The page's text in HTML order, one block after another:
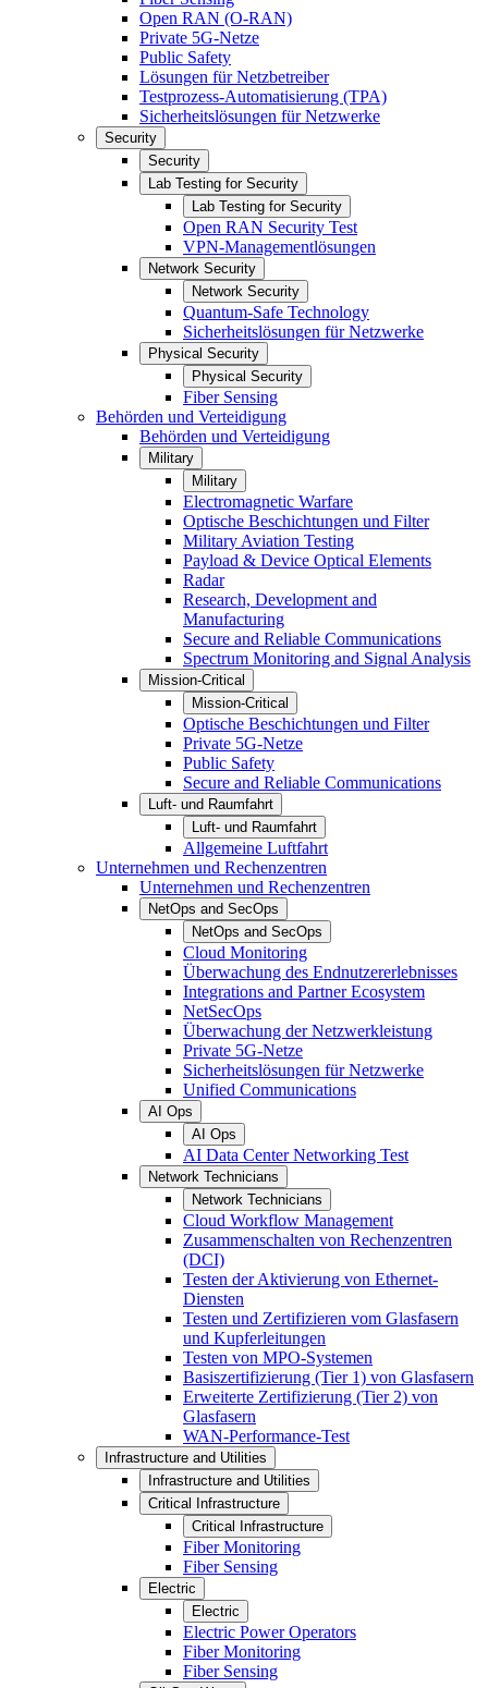
Open RAN (O-RAN)
Private 5G-Netze
Public Safety
Lösungen für Netzbetreiber
Testprozess-Automatisierung (TPA)
Sicherheitslösungen für Netzwerke
Security
Security
Lab Testing for Security
Lab Testing for Security
Open RAN Security Test
VPN-Managementlösungen
Network Security
Network Security
Quantum-Safe Technology
Sicherheitslösungen für Netzwerke
Physical Security
Physical Security
Fiber Sensing
Behörden und Verteidigung
Behörden und Verteidigung
Military
Military
Electromagnetic Warfare
Optische Beschichtungen und Filter
Military Aviation Testing
Payload & Device Optical Elements
Radar
Research, Development and
Manufacturing
Secure and Reliable Communications
Spectrum Monitoring and Signal Analysis
Mission-Critical
Mission-Critical
Optische Beschichtungen und Filter
Private 5G-Netze
Public Safety
Secure and Reliable Communications
Luft- und Raumfahrt
Luft- und Raumfahrt
Allgemeine Luftfahrt
Unternehmen und Rechenzentren
Unternehmen und Rechenzentren
NetOps and SecOps
NetOps and SecOps
Cloud Monitoring
Überwachung des Endnutzererlebnisses
Integrations and Partner Ecosystem
NetSecOps
Überwachung der Netzwerkleistung
Private 5G-Netze
Sicherheitslösungen für Netzwerke
Unified Communications
AI Ops
AI Ops
AI Data Center Networking Test
Network Technicians
Network Technicians
Cloud Workflow Management
Zusammenschalten von Rechenzentren
(DCI)
Testen der Aktivierung von Ethernet-
Diensten
Testen und Zertifizieren vom Glasfasern
und Kupferleitungen
Testen von MPO-Systemen
Basiszertifizierung (Tier 1) von Glasfasern
Erweiterte Zertifizierung (Tier 2) von
Glasfasern
WAN-Performance-Test
Infrastructure and Utilities
Infrastructure and Utilities
Critical Infrastructure
Critical Infrastructure
Fiber Monitoring
Fiber Sensing
Electric
Electric
Electric Power Operators
Fiber Monitoring
Fiber Sensing